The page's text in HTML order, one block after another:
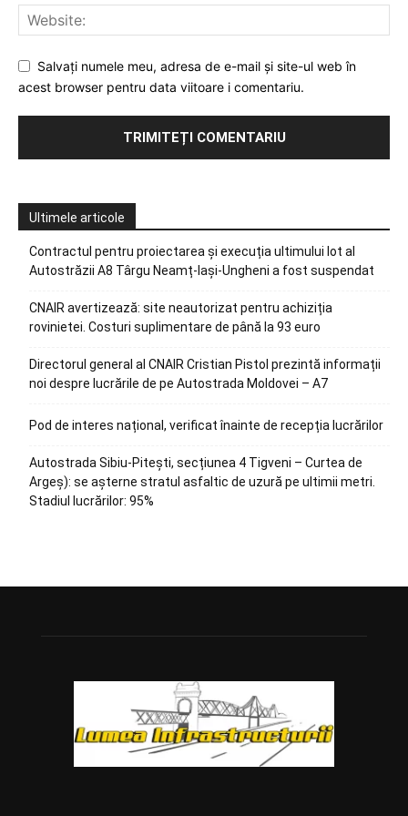
Salvați numele meu, adresa de e-mail și site-ul web în
acest browser pentru data viitoare i comentariu.
Ultimele articole
Contractul pentru proiectarea și execuția ultimului lot al
Autostrăzii A8 Târgu Neamț-Iași-Ungheni a fost suspendat
CNAIR avertizează: site neautorizat pentru achiziția
rovinietei. Costuri suplimentare de până la 93 euro
Directorul general al CNAIR Cristian Pistol prezintă informații
noi despre lucrările de pe Autostrada Moldovei – A7
Pod de interes național, verificat înainte de recepția lucrărilor
Autostrada Sibiu-Pitești, secțiunea 4 Tigveni – Curtea de
Argeș): se așterne stratul asfaltic de uzură pe ultimii metri.
Stadiul lucrărilor: 95%